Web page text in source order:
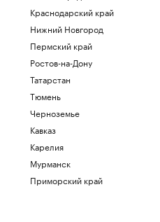
Краснодарский край
Нижний Новгород
Пермский край
Ростов-на-Дону
Татарстан
Тюмень
Черноземье
Кавказ
Карелия
Мурманск
Приморский край